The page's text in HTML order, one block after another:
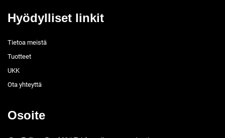
Hyödylliset linkit
Tietoa meistä
Tuotteet
UKK
Ota yhteyttä
Osoite